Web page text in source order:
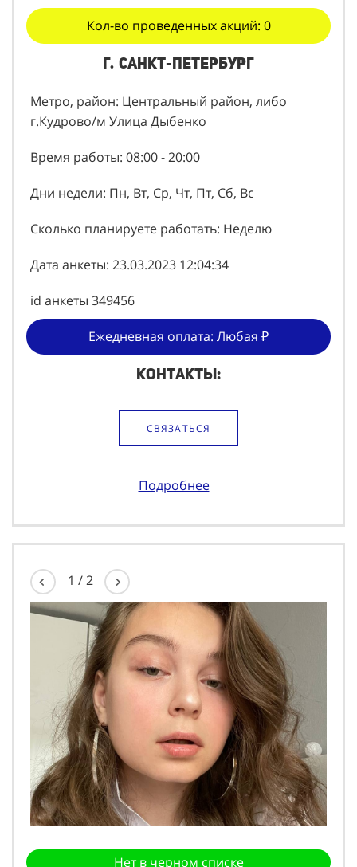
Кол-во проведенных акций: 0
г. Санкт-Петербург
Метро, район: Центральный район, либо
г.Кудрово/м Улица Дыбенко
Время работы: 08:00 - 20:00
Дни недели: Пн, Вт, Ср, Чт, Пт, Сб, Вс
Сколько планируете работать: Неделю
Дата анкеты: 23.03.2023 12:04:34
id анкеты 349456
Ежедневная оплата: Любая ₽
Контакты:
СВЯЗАТЬСЯ
Подробнее
1 /2
Нет в черном списке